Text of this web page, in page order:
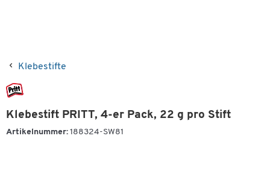
Klebestifte
Klebestift PRITT, 4-er Pack, 22 g pro Stift
Artikelnummer: 188324-SW81